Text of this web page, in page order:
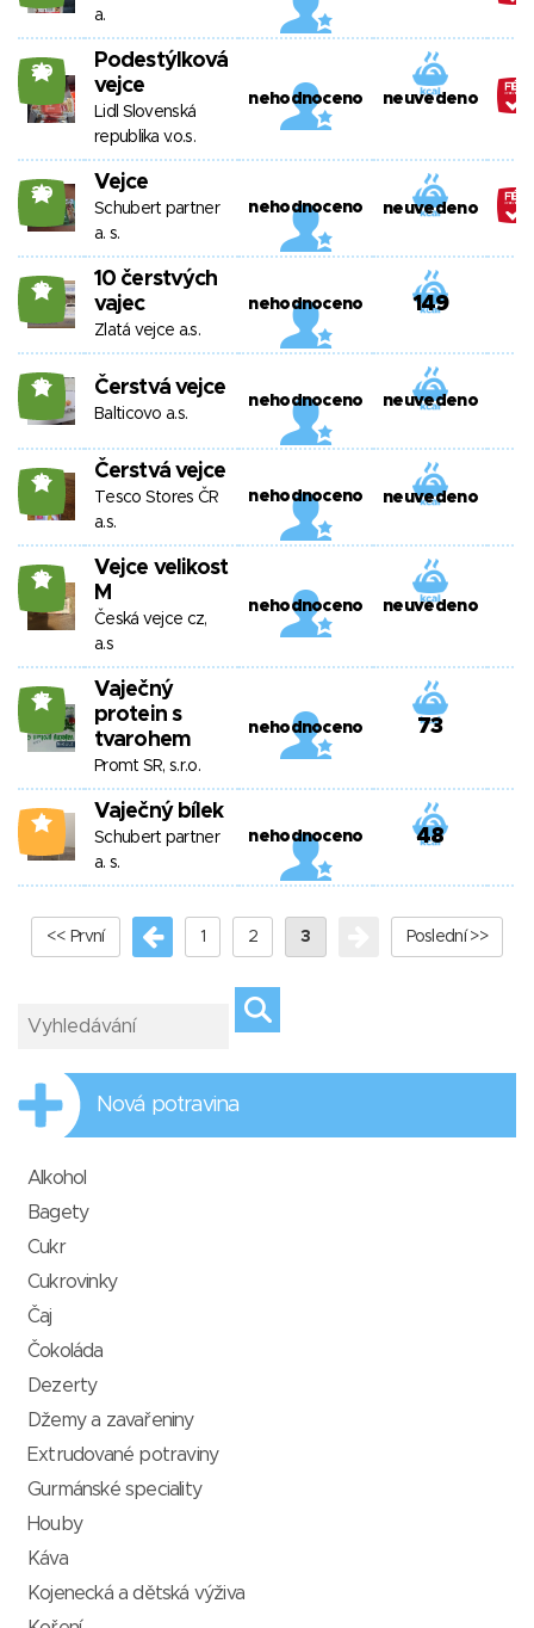
a.
20
Podestýlková
vejce
Lidl Slovenská
republika v.o.s.
nehodnoceno neuvedeno
20 Vejce
Schubert partner
a. s.
nehodnoceno neuvedeno
18
10 čerstvých
vajec
Zlatá vejce a.s.
nehodnoceno 149
18 Čerstvá vejce
Balticovo a.s.
nehodnoceno neuvedeno
18 Čerstvá vejce
Tesco Stores ČR
a.s.
nehodnoceno neuvedeno
18
Vejce velikost
M
Česká vejce cz,
a.s
nehodnoceno neuvedeno
17
Vaječný
protein s
tvarohem
Promt SR, s.r.o.
nehodnoceno 73
4 Vaječný bílek
Schubert partner
a. s.
nehodnoceno 48
<< První 1 2 3 Poslední >>
Nová potravina
Alkohol
Bagety
Cukr
Cukrovinky
Čaj
Čokoláda
Dezerty
Džemy a zavařeniny
Extrudované potraviny
Gurmánské speciality
Houby
Káva
Kojenecká a dětská výživa